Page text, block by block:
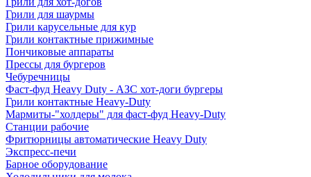
Грили для шаурмы
Грили карусельные для кур
Грили контактные прижимные
Пончиковые аппараты
Прессы для бургеров
Чебуречницы
Фаст-фуд Heavy Duty - АЗС хот-доги бургеры
Грили контактные Heavy-Duty
Мармиты-"холдеры" для фаст-фуд Heavy-Duty
Станции рабочие
Фритюрницы автоматические Heavy Duty
Экспресс-печи
Барное оборудование